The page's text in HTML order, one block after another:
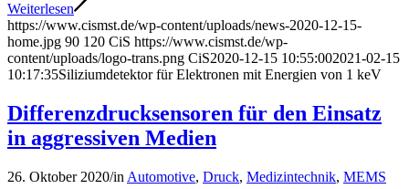
Weiterlesen
https://www.cismst.de/wp-content/uploads/news-2020-12-15-
home.jpg 90 120 CiS https://www.cismst.de/wp-
content/uploads/logo-trans.png CiS2020-12-15 10:55:002021-02-15
10:17:35Siliziumdetektor für Elektronen mit Energien von 1 keV
Differenzdrucksensoren für den Einsatz
in aggressiven Medien
26. Oktober 2020/in Automotive, Druck, Medizintechnik, MEMS